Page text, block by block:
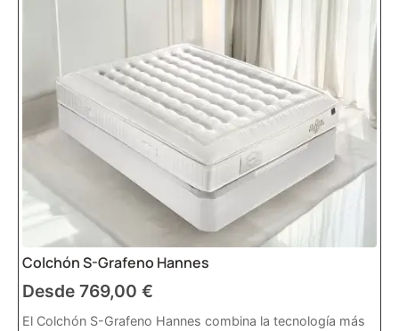
Colchón S-Grafeno Hannes
Desde 769,00 €
El Colchón S-Grafeno Hannes combina la tecnología más